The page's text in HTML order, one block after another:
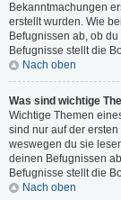
Bekanntmachungen
erstellt wurden. Wie
Befugnissen ab, ob
Befugnisse stellt die
Nach oben
Was sind wichtige
Wichtige Themen
sind nur auf der
weswegen du sie
deinen Befugnissen
Befugnisse stellt die
Nach oben